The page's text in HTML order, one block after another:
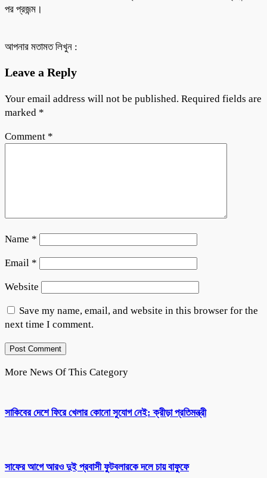
পর প্রজন্ম।
আপনার মতামত লিখুন :
Leave a Reply
Your email address will not be published. Required fields are
marked *
Comment *
Name *
Email *
Website
Save my name, email, and website in this browser for the
next time I comment.
More News Of This Category
সাকিবের দেশে ফিরে খেলার কোনো সুযোগ নেই: ক্রীড়া প্রতিমন্ত্রী
সাফের আগে আরও দুই প্রবাসী ফুটবলারকে দলে চায় বাফুফে